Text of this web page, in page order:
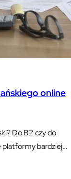
online
Do B2 czy do
platformy bardziej
kurs